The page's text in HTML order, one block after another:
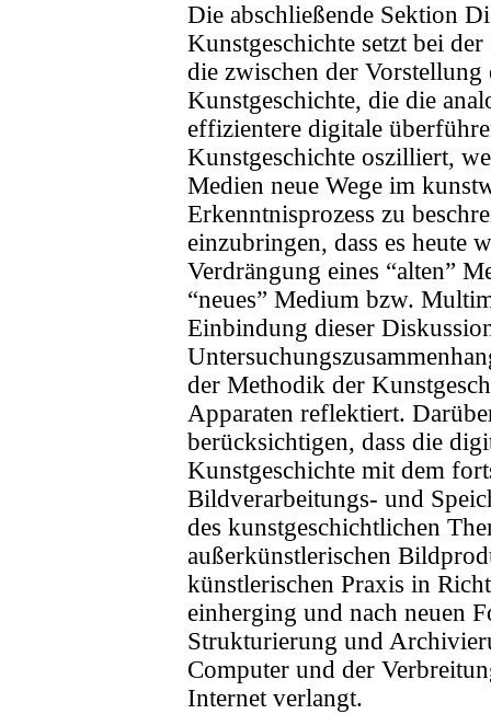
Die abschließende Sektion
Kunstgeschichte setzt bei
die zwischen der
Kunstgeschichte, die die
effizientere digitale
Kunstgeschichte oszilliert,
Medien neue Wege im
Erkenntnisprozess zu
einzubringen, dass es heute
Verdrängung eines “alten”
“neues” Medium bzw.
Einbindung dieser
der Methodik der
Apparaten reflektiert.
berücksichtigen, dass die
Kunstgeschichte mit dem
Bildverarbeitungs- und
des kunstgeschichtlichen
außerkünstlerischen
künstlerischen Praxis in
einherging und nach neuen
Strukturierung und
Computer und der
Internet verlangt.